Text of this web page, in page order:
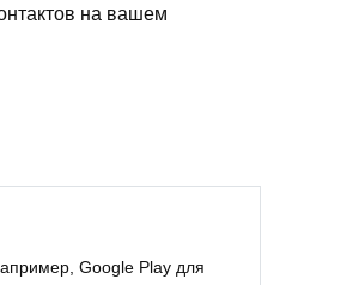
на вашем
Google Play для